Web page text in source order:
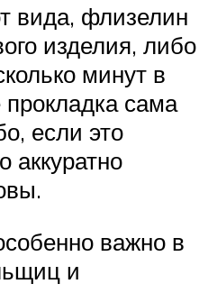
вида, флизелин
изделия, либо
минут в
сама
если это
аккуратно
важно в
и